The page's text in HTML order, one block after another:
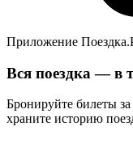
Приложение
Вся поездка — в
Бронируйте билеты за
храните историю